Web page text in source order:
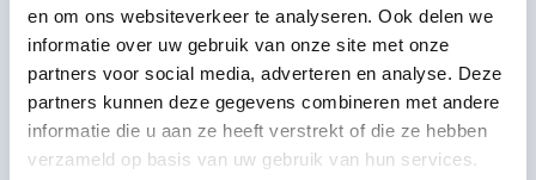
en om ons websiteverkeer te analyseren. Ook delen we
informatie over uw gebruik van onze site met onze
partners voor social media, adverteren en analyse. Deze
partners kunnen deze gegevens combineren met andere
informatie die u aan ze heeft verstrekt of die ze hebben
verzameld op basis van uw gebruik van hun services.
Ik heb een huurcontract van 9 jaar
Ik heb een huurcontract van 3 jaar
of korter